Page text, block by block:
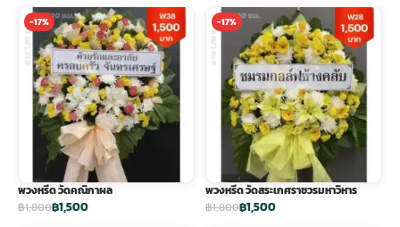
-17%
พวงหรีด วัดคณิกาผล
฿1,800฿1,500
-17%
พวงหรีด วัดสระเกศราชวรมหาวิหาร
฿1,800฿1,500